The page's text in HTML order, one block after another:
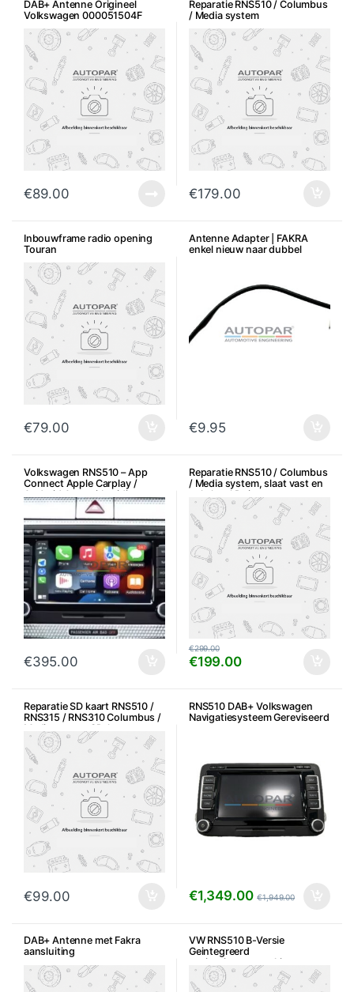
DAB+ Antenne Origineel
Volkswagen 000051504F
€89.00
Reparatie RNS510 / Columbus
/ Media system
opstartproblemen
€179.00
Inbouwframe radio opening
Touran
€79.00
Antenne Adapter | FAKRA
enkel nieuw naar dubbel
€9.95
Volkswagen RNS510 – App
Connect Apple Carplay /
Android Auto uitbreiding
€395.00
Reparatie RNS510 / Columbus
/ Media system, slaat vast en
enkel taal Duits
€199.00
€299.00
Reparatie SD kaart RNS510 /
RNS315 / RNS310 Columbus /
Media system SD-kaart
problemen
€99.00
RNS510 DAB+ Volkswagen
Navigatiesysteem Gereviseerd
€1,349.00 €1,949.00
DAB+ Antenne met Fakra
aansluiting
VW RNS510 B-Versie
Geintegreerd
navigatiesysteem 1 jaar
garantie. Golf 5 navigatie
Touran Caddy Tiguan